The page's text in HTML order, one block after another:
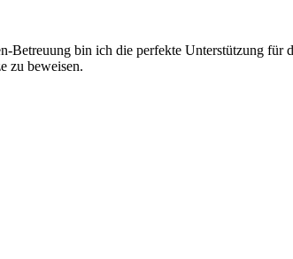
Betreuung bin ich die perfekte Unterstützung für
zu beweisen.